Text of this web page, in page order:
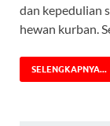
dan kepedulian
hewan kurban.
SELENGKAPNYA...